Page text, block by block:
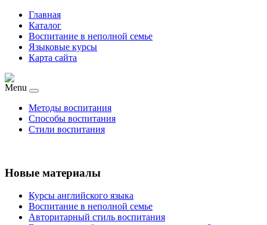
Главная
Каталог
Воспитание в неполной семье
Языковые курсы
Карта сайта
Menu
Методы воспитания
Способы воспитания
Стили воспитания
Новые материалы
Курсы английского языка
Воспитание в неполной семье
Авторитарный стиль воспитания